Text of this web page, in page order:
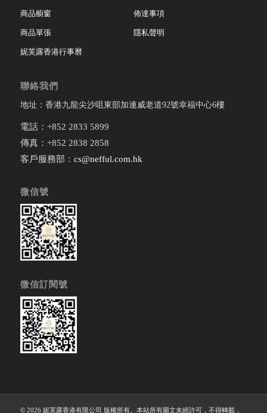
商品櫥窗
商品單張
妮芙露香港行事曆
佈達事項
隱私聲明
聯絡我們
地址：香港九龍尖沙咀東部加連威老道92號幸福中心6樓
電話：+852 2833 5899
傳真：+852 2838 2858
客戶服務部： cs@nefful.com.hk
微信號
微信訂閱號
© 2026 妮芙露香港有限公司 版權所有。本站所有圖文未經許可，不得轉載，